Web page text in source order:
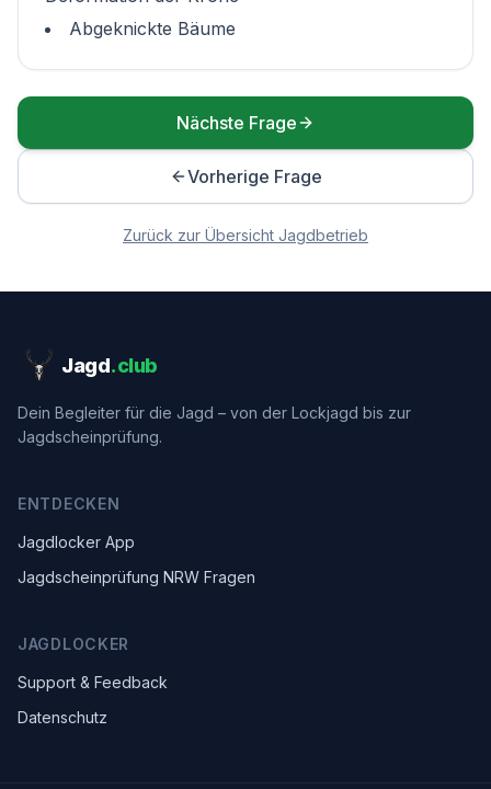
Abgeknickte Bäume
Vorherige Frage
Nächste Frage
Zurück zur Übersicht Jagdbetrieb
Jagd.club
Dein Begleiter für die Jagd – von der Lockjagd bis zur
Jagdscheinprüfung.
ENTDECKEN
Jagdlocker App
Jagdscheinprüfung NRW Fragen
JAGDLOCKER
Support & Feedback
Datenschutz